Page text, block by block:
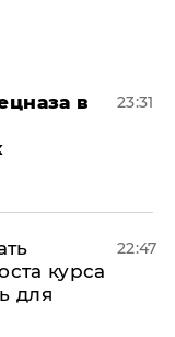
в
23:31
курса
для
22:47